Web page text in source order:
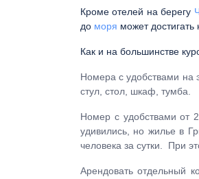
Кроме отелей на берегу
до моря может
Как и на большинстве
Номера с удобствами на
стул, стол, шкаф, тумба.
Номер с удобствами от
удивились, но жилье в
человека за сутки. При
Арендовать отдельный